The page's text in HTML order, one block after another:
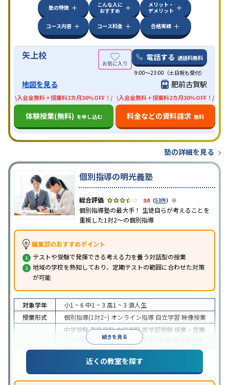
塾の特徴
こんな人に
おすすめ
メリット・
デメリット
コース内容
コース料金 合格実績
矢上校 電話する 通話料無料
9:00～23:00（土日祝も受付）
地図を見る 肥前古賀駅
\入会金無料＋授業料2カ月30%OFF！/
体験授業(無料) を申し込む
\入会金無料＋授業料2カ月30%OFF！/
料金などの資料請求 無料
塾の詳細を見る
個別指導の明光義塾
3.6（53件） ※
個別指導塾の最大手！ 生徒自らが考えることを
重視した1対2〜の個別指導
編集部のおすすめポイント
テストや受験で発揮できる考える力を養う対話型の授業
地域の学校を熟知しており、定期テストの範囲に合わせた対策
が可能
続きを見る
対象学年 小1 ~ 6 中1 ~ 3 高1 ~ 3 浪人生
授業形式
個別指導(1対2~) オンライン指導 自立学習 映像授業
中学受験高校受験大学受験 医学部受験 授業・定期
テスト対策
内申点対策 学習習慣の定着
(旧AO)対策推薦入試対策学校別特化対策国公立大
私大対策共通テスト対策
英語・英会話特化
近くの教室を探す